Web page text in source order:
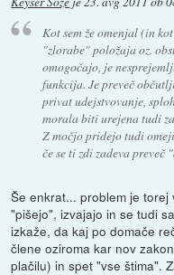
Kot sem že omenjal (in
"zlorabe" položaja oz.
omogočajo, je
funkcija. Je preveč
privat udejstvovanje,
morala biti urejena tudi
Z močjo pridejo tudi
če se ti zdi zadeva preveč
Še enkrat... problem je
"pišejo", izvajajo in se tudi
izkaže, da kaj po domače
člene oziroma kar nov
plačilu) in spet "vse štima".